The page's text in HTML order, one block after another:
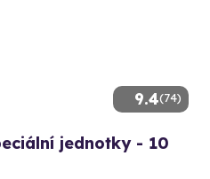
9.4(74)
jednotky - 10